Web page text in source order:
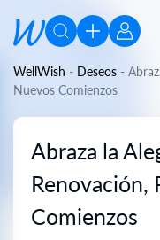
WellWish - Deseos -
Nuevos Comienzos
Abraza la
Renovación,
Comienzos